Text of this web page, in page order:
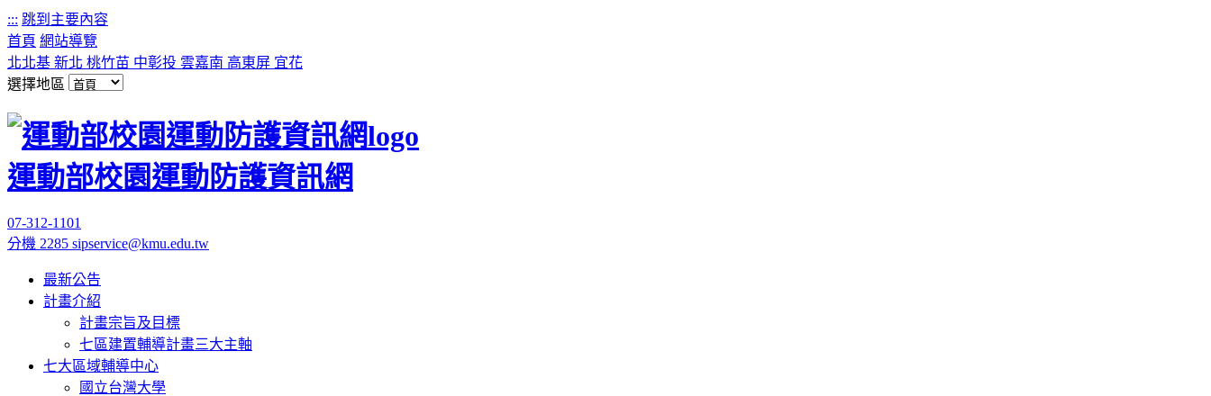
::: 跳到主要內容
首頁 網站導覽
北北基 新北 桃竹苗 中彰投 雲嘉南 高東屏 宜花
選擇地區
運動部校園運動防護資訊網
07-312-1101
分機 2285 sipservice@kmu.edu.tw
最新公告
計畫介紹
計畫宗旨及目標
七區建置輔導計畫三大主軸
七大區域輔導中心
國立台灣大學